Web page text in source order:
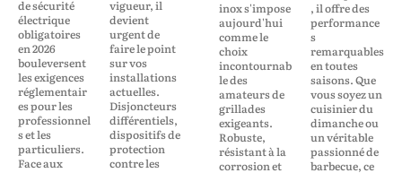
de sécurité
électrique
obligatoires
en 2026
bouleversent
les exigences
réglementair
es pour les
professionnel
s et les
particuliers.
Face aux
vigueur, il
devient
urgent de
faire le point
sur vos
installations
actuelles.
Disjoncteurs
différentiels,
dispositifs de
protection
contre les
inox s'impose
aujourd'hui
comme le
choix
incontournab
le des
amateurs de
grillades
exigeants.
Robuste,
résistant à la
corrosion et
, il offre des
performance
s
remarquables
en toutes
saisons. Que
vous soyez un
cuisinier du
dimanche ou
un véritable
passionné de
barbecue, ce